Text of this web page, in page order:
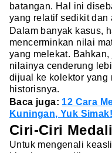
batangan. Hal ini
yang relatif sedikit dan
Dalam banyak kasus,
mencerminkan nilai
yang melekat.
nilainya cenderung
dijual ke kolektor yang
historisnya.
Baca juga: 12 Cara
Kuningan, Yuk Simak!
Ciri-Ciri
Untuk mengenali